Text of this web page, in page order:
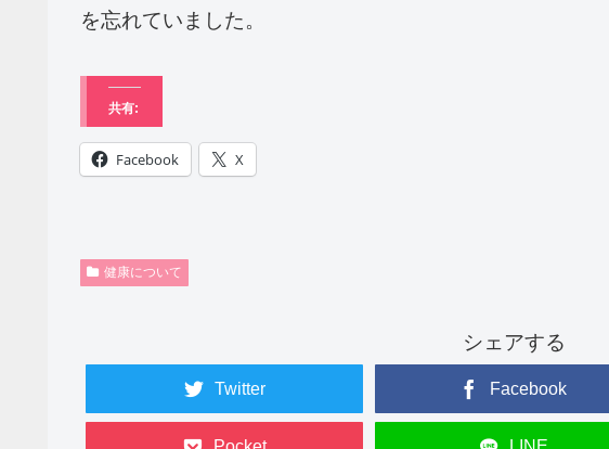
を忘れていました。
共有:
Facebook X
健康について
シェアする
Twitter Facebook